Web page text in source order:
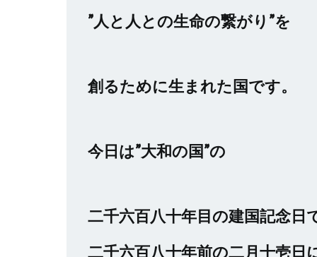
”人と人との生命の繋がり”を
創るために生まれた国です。
今日は”大和の国”の
二千六百八十年目の建国記念日
二千六百八十年前の二月十壱日